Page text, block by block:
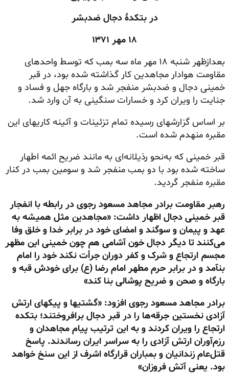
در بتکدهٔ دجال ضدبشر
۱۸ مهر ۱۳۷۱
بعدازظهر شنبه ۱۸ مهر ماه سه بمب که توسط واحدهای
مقاومت هوادار مجاهدین کار گذاشته شده بود، در قبر
خمینی دجال و ضدبشر منفجر شد و بارگاه جهل و فساد و
جنایت را ویران کرد و خسارات سنگینی به آن وارد شد.
بر اساس گزارشهای رسیده تمام تزئینات و آئینه کاریهای این
مقبره منهدم شده است.
قبر خمینی که به‌نحو رذیلانه‌ای به مانند ضریح ائمه اطهار
ساخته شده بود با دو بمب منفجر شد و سومین بمب در کنار
مقبره منفجر گردید.
رهبر مقاومت برادر مجاهد مسعود رجوی در رابطه با انفجار
قبر خمینی دجال اظهار داشت: «مجاهدین مثل همیشه به
عهد و پیمان و سوگند و امضای خود در برابر خدا و خلق وفا
می‌کنند تا دیگر دجال خون آشامی هم چون خمینی این مظهر
مجسم ارتجاع و شرک و کفر دوران جرأت نکند خود را امام
بنآمد و در برابر حرم مطهر امام رضا (ع) برای خودش قبه و
بارگاه و صحن و ضریح پوشالی بنا کند»
برادر مجاهد مسعود رجوی افزود: «گشتیها و پیکهای ارتش
آزادی نخستین جرقه‌ها را در قبر دجال برافروختند؛ بتکده
ارتجاع را ویران کردند و به این ترتیب پیام مجاهدان و
رزم‌آوران ارتش آزادی را به سراسر ایران رساندند. پاسخ
قتل‌عام زندانیان و بمباران قرارگاه اشرف از این سنخ خواهد
بود. یعنی آتش فروزان»